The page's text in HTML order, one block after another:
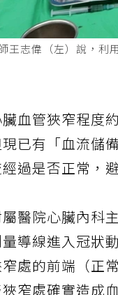
王志偉（左）說，
血管狹窄程度
已有「血流儲
過是否正常，
醫院心臟內科
導線進入冠狀
處的前端（正